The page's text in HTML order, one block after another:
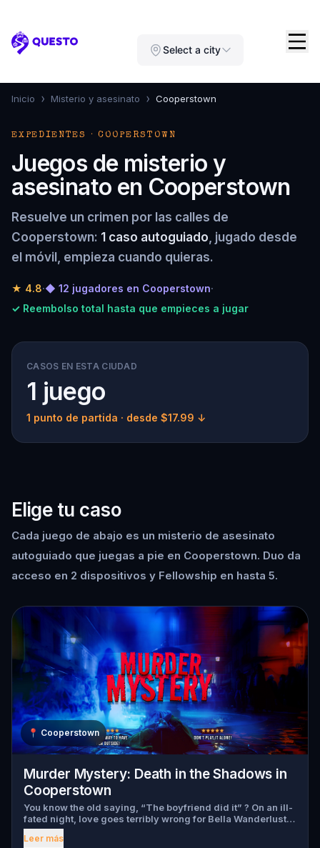
Questo Select a city
Inicio › Misterio y asesinato › Cooperstown
EXPEDIENTES · COOPERSTOWN
Juegos de misterio y
asesinato en Cooperstown
Resuelve un crimen por las calles de
Cooperstown: 1 caso autoguiado, jugado desde
el móvil, empieza cuando quieras.
★ 4.8·◆ 12 jugadores en Cooperstown·
✓ Reembolso total hasta que empieces a jugar
CASOS EN ESTA CIUDAD
1 juego
1 punto de partida · desde $17.99 ↓
Elige tu caso
Cada juego de abajo es un misterio de asesinato
autoguiado que juegas a pie en Cooperstown. Duo da
acceso en 2 dispositivos y Fellowship en hasta 5.
📍 Cooperstown
Murder Mystery: Death in the Shadows in
Cooperstown
You know the old saying, “The boyfriend did it” ? On an ill-
fated night, love goes terribly wrong for Bella Wanderlust
and Walter Bridges . Bella, a famous travel blogger, was
found dead during a ghost tour led by the theatrical Percy
Leer más